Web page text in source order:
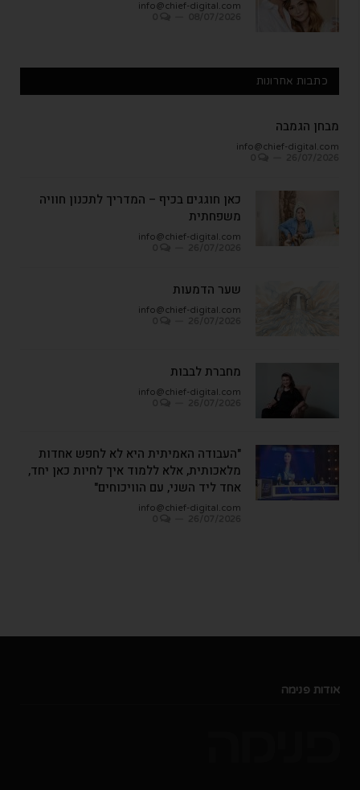
info@chief-digital.com
כתבות אחרונות
מבחן הגמבה
info@chief-digital.com
כאן חוגגים בכיף – המדריך לתכנון חוויה
משפחתית
info@chief-digital.com
שער הדמעות
info@chief-digital.com
מחברת לבבות
info@chief-digital.com
"העבודה האמיתית היא לא לחפש אחדות
מלאכותית, אלא ללמוד איך לחיות כאן יחד,
אחד ליד השני, עם הוויכוחים"
info@chief-digital.com
אודות פנימה